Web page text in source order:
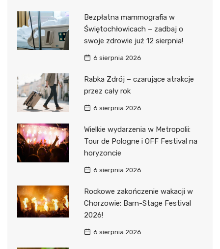
Bezpłatna mammografia w
Świętochłowicach – zadbaj o
swoje zdrowie już 12 sierpnia!
6 sierpnia 2026
Rabka Zdrój – czarujące atrakcje
przez cały rok
6 sierpnia 2026
Wielkie wydarzenia w Metropolii:
Tour de Pologne i OFF Festival na
horyzoncie
6 sierpnia 2026
Rockowe zakończenie wakacji w
Chorzowie: Barn-Stage Festival
2026!
6 sierpnia 2026